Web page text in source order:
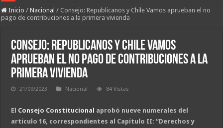
Inicio / Nacional / Consejo: Republicanos y Chile Vamos aprueban el no
pago de contribuciones a la primera vivienda
Consejo: Republicanos y Chile Vamos
aprueban el no pago de contribuciones a la
primera vivienda
21/09/2023 Nacional 84 Vistas
El Consejo Constitucional aprobó nueve numerales del
artículo 16, correspondientes al Capítulo II: “Derechos y